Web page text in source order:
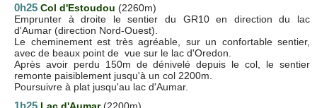
0h25 Col d'Estoudou (2260m)
Emprunter à droite le sentier du GR10 en direction du lac
d'Aumar (direction Nord-Ouest).
Le cheminement est très agréable, sur un confortable sentier,
avec de beaux point de vue sur le lac d'Oredon.
Après avoir perdu 150m de dénivelé depuis le col, le sentier
remonte paisiblement jusqu'à un col 2200m.
Poursuivre à plat jusqu'au lac d'Aumar.
1h25 Lac d'Aumar(2200m)